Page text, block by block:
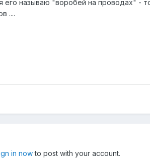
называю "воробей на проводах" -
....
in nowto post with your account.